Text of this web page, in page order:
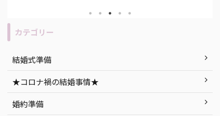
人と
の
でき
は
』
いき
わりありません。 今回は、ナイトウエ
ディングのメリット・デメリットの説
トウエディングを徹底解説します！ 目
次 「ナイトウエディング」って何？ ナ
イトウエディングのメリット・デメリ
ット ナイトウエディングの式場探しで
気をつけたいポイン ...
ト
紹
町
カテゴリー
結婚式準備
★コロナ禍の結婚事情★
婚約準備